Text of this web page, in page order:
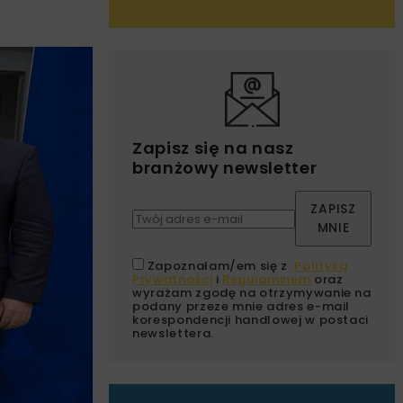
Zapisz się na nasz
branżowy newsletter
ZAPISZ
MNIE
Zapoznałam/em się z Polityką
Prywatności i Regulaminem oraz
wyrażam zgodę na otrzymywanie na
podany przeze mnie adres e-mail
korespondencji handlowej w postaci
newslettera.